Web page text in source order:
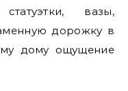
вазы,
дорожку в
дому ощущение